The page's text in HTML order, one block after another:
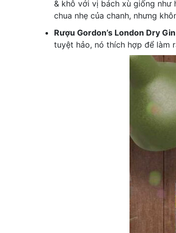
& khô với vị bách xù giống
chua nhẹ của chanh, nhưng
Rượu Gordon’s London Dry Gin
tuyệt hảo, nó thích hợp để làm